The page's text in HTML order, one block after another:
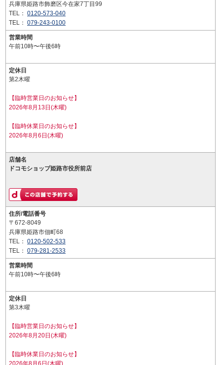
兵庫県姫路市飾磨区今在家7丁目99
TEL： 0120-573-040
TEL： 079-243-0100
営業時間
午前10時〜午後6時
定休日
第2木曜
【臨時営業日のお知らせ】
2026年8月13日(木曜)
【臨時休業日のお知らせ】
2026年8月6日(木曜)
店舗名
ドコモショップ姫路市役所前店
住所/電話番号
〒672-8049
兵庫県姫路市佃町68
TEL： 0120-502-533
TEL： 079-281-2533
営業時間
午前10時〜午後6時
定休日
第3木曜
【臨時営業日のお知らせ】
2026年8月20日(木曜)
【臨時休業日のお知らせ】
2026年8月6日(木曜)